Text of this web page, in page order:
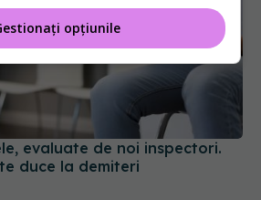
duce la demiteri
opțiunile